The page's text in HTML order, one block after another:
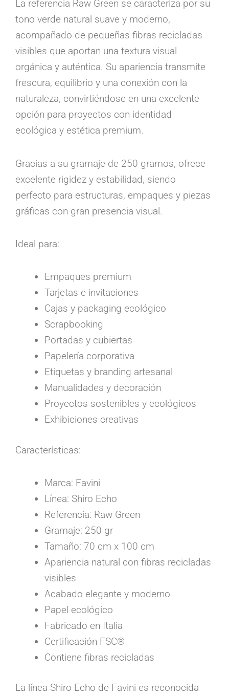
La referencia Raw Green se caracteriza por su
tono verde natural suave y moderno,
acompañado de pequeñas fibras recicladas
visibles que aportan una textura visual
orgánica y auténtica. Su apariencia transmite
frescura, equilibrio y una conexión con la
naturaleza, convirtiéndose en una excelente
opción para proyectos con identidad
ecológica y estética premium.
Gracias a su gramaje de 250 gramos, ofrece
excelente rigidez y estabilidad, siendo
perfecto para estructuras, empaques y piezas
gráficas con gran presencia visual.
Ideal para:
Empaques premium
Tarjetas e invitaciones
Cajas y packaging ecológico
Scrapbooking
Portadas y cubiertas
Papelería corporativa
Etiquetas y branding artesanal
Manualidades y decoración
Proyectos sostenibles y ecológicos
Exhibiciones creativas
Características:
Marca: Favini
Línea: Shiro Echo
Referencia: Raw Green
Gramaje: 250 gr
Tamaño: 70 cm x 100 cm
Apariencia natural con fibras recicladas
visibles
Acabado elegante y moderno
Papel ecológico
Fabricado en Italia
Certificación FSC®
Contiene fibras recicladas
La línea Shiro Echo de Favini es reconocida